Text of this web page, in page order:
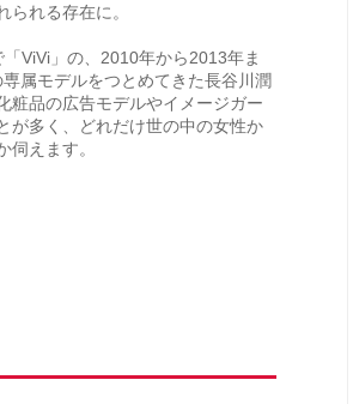
られる存在に。
ViVi」の、2010年から2013年ま
属モデルをつとめてきた長谷川潤
粧品の広告モデルやイメージガー
が多く、どれだけ世の中の女性か
伺えます。